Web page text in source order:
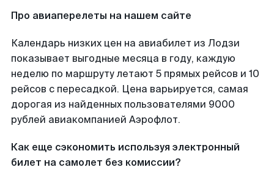
Про авиаперелеты на нашем сайте
Календарь низких цен на авиабилет из Лодзи
показывает выгодные месяца в году, каждую
неделю по маршруту летают 5 прямых рейсов и 10
рейсов с пересадкой. Цена варьируется, самая
дорогая из найденных пользователями 9000
рублей авиакомпанией Аэрофлот.
Как еще сэкономить используя электронный
билет на самолет без комиссии?